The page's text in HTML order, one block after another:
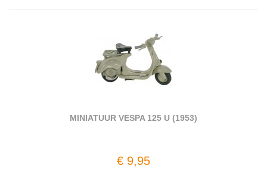
MINIATUUR VESPA 125 U (1953)
€ 9,95